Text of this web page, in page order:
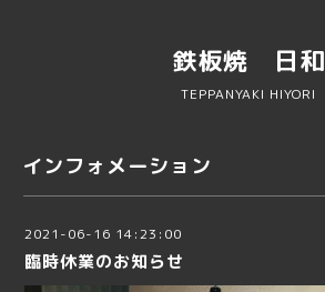
鉄板焼 日和
TEPPANYAKI HIYORI
インフォメーション
2021-06-16 14:23:00
臨時休業のお知らせ